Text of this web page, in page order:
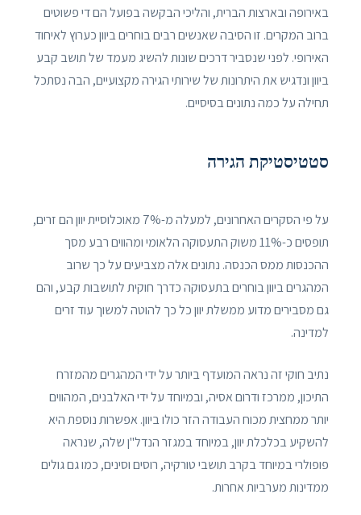
באירופה ובארצות הברית, והליכי הבקשה בפועל הם די פשוטים
ברוב המקרים. זו הסיבה שאנשים רבים בוחרים ביוון כערוץ לאיחוד
האירופי. לפני שנסביר דרכים שונות להשיג מעמד של תושב קבע
ביוון ונדגיש את היתרונות של שירותי הגירה מקצועיים, הבה נסתכל
תחילה על כמה נתונים בסיסיים.
סטטיסטיקת הגירה
על פי הסקרים האחרונים, למעלה מ-7% מאוכלוסיית יוון הם זרים,
תופסים כ-11% משוק התעסוקה הלאומי ומהווים רבע מסך
ההכנסות ממס הכנסה. נתונים אלה מצביעים על כך שרוב
המהגרים ביוון בוחרים בתעסוקה כדרך חוקית לתושבות קבע, והם
גם מסבירים מדוע ממשלת יוון כל כך להוטה למשוך עוד זרים
למדינה.
נתיב חוקי זה נראה המועדף ביותר על ידי המהגרים מהמזרח
התיכון, ממרכז ודרום אסיה, ובמיוחד על ידי האלבנים, המהווים
יותר ממחצית מכוח העבודה הזר כולו ביוון. אפשרות נוספת היא
להשקיע בכלכלת יוון, במיוחד במגזר הנדל"ן שלה, שנראה
פופולרי במיוחד בקרב תושבי טורקיה, רוסים וסינים, כמו גם גולים
ממדינות מערביות אחרות.